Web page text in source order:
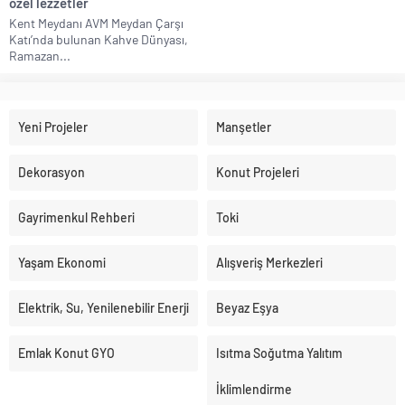
Kent Meydanı AVM Meydan Çarşı
Katı’nda bulunan Kahve Dünyası,
Ramazan...
Yeni Projeler Manşetler
Dekorasyon Konut Projeleri
Gayrimenkul Rehberi Toki
Yaşam Ekonomi Alışveriş Merkezleri
Elektrik, Su, Yenilenebilir Enerji Beyaz Eşya
Emlak Konut GYO Isıtma Soğutma Yalıtım
İklimlendirme